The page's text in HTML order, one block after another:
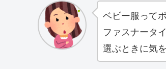
ベビー服って
ファスナータ
選ぶときに気